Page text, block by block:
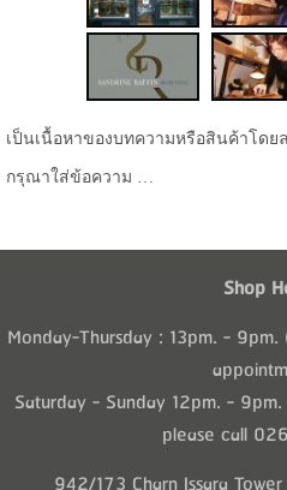
เป็นเนื้อหาของบทความหรือสินค้าโดย
กรุณาใส่ข้อความ …
Shop
Monday-Thursday : 13pm. -
Saturday - Sunday 12pm. -
please call